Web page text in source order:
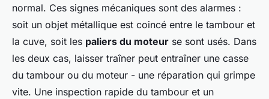
normal. Ces signes mécaniques sont des alarmes :
soit un objet métallique est coincé entre le tambour et
la cuve, soit les paliers du moteur se sont usés. Dans
les deux cas, laisser traîner peut entraîner une casse
du tambour ou du moteur - une réparation qui grimpe
vite. Une inspection rapide du tambour et un